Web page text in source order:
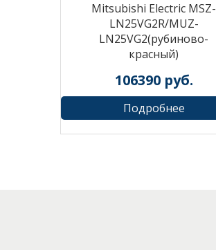
Mitsubishi Electric MSZ-
LN25VG2R/MUZ-
LN25VG2(рубиново-
красный)
106390 руб.
Подробнее